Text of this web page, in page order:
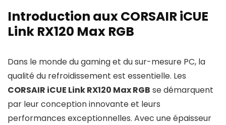
Introduction aux CORSAIR iCUE
Link RX120 Max RGB
Dans le monde du gaming et du sur-mesure PC, la
qualité du refroidissement est essentielle. Les
CORSAIR iCUE Link RX120 Max RGB se démarquent
par leur conception innovante et leurs
performances exceptionnelles. Avec une épaisseur